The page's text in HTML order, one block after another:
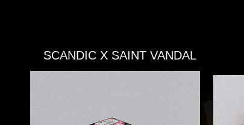
СБЕР
ЗАПАХ ВКУСА
SCANDIC X SAINT VANDAL